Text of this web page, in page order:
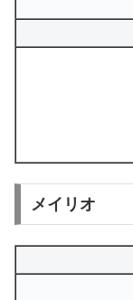
メイリオ